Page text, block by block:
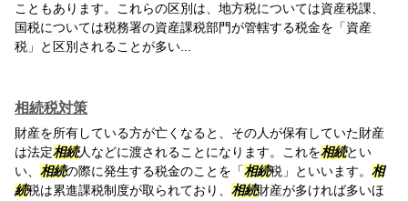
こともあります。これらの区別は、地方税については資産税課、
国税については税務署の資産課税部門が管轄する税金を「資産
税」と区別されることが多い...
相続税対策
財産を所有している方が亡くなると、その人が保有していた財産
は法定相続人などに渡されることになります。これを相続とい
い、 相続の際に発生する税金のことを「相続税」といいます。 相
続税は累進課税制度が取られており、 相続財産が多ければ多いほ